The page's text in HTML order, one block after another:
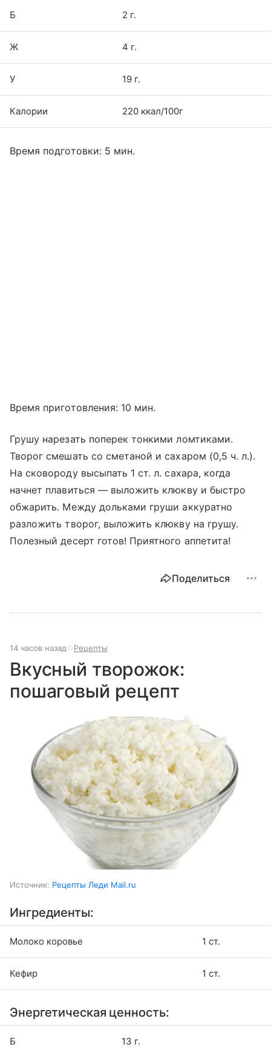
Б 2 г.
Ж 4 г.
У 19 г.
Калории 220 ккал/100г
Время подготовки: 5 мин.
Время приготовления: 10 мин.
Грушу нарезать поперек тонкими ломтиками.
Творог смешать со сметаной и сахаром (0,5 ч. л.).
На сковороду высыпать 1 ст. л. сахара, когда
начнет плавиться — выложить клюкву и быстро
обжарить. Между дольками груши аккуратно
разложить творог, выложить клюкву на грушу.
Полезный десерт готов! Приятного аппетита!
Поделиться
14 часов назад Рецепты
Вкусный творожок:
пошаговый рецепт
Источник: Рецепты Леди Mail.ru
Ингредиенты:
Молоко коровье 1 ст.
Кефир 1 ст.
Энергетическая ценность:
Б 13 г.